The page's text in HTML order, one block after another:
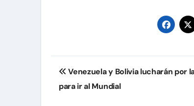
Navegación
de
Venezuela y Bolivia lucharán por
para ir al Mundial